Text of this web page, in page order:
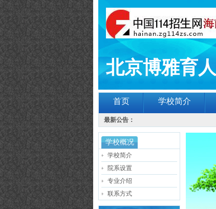
北京博雅育人
首页 学校简介
最新公告：
学校概况
学校简介
院系设置
专业介绍
联系方式